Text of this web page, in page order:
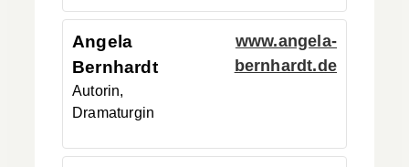
Angela
Bernhardt
Autorin,
Dramaturgin
www.angela-
bernhardt.de